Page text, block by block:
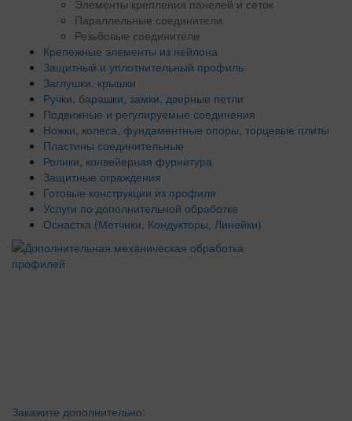
Элементы крепления панелей и сеток
Параллельные соединители
Резьбовые соединители
Крепежные элементы из нейлона
Защитный и уплотнительный профиль
Заглушки, крышки
Ручки, барашки, замки, дверные петли
Подвижные и регулируемые соединения
Ножки, колеса, фундаментные опоры, торцевые плиты
Пластины соединительные
Ролики, конвейерная фурнитура
Защитные ограждения
Готовые конструкции из профиля
Услуги по дополнительной обработке
Оснастка (Метчики, Кондукторы, Линейки)
Закажите дополнительно: